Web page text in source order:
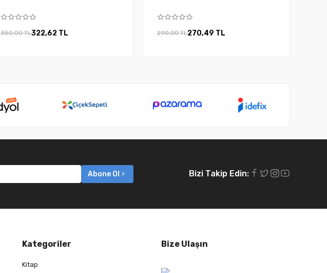
350,00 TL322,62 TL 290,00 TL270,49 TL
Abone Ol Bizi Takip Edin:
Kategoriler
Kitap
Bize Ulaşın